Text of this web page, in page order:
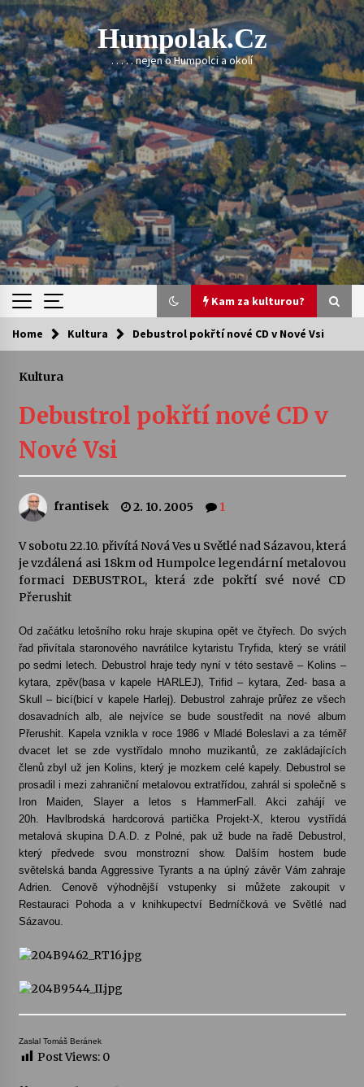
Skip
to
content
Humpolak.cz
. . . . . nejen o Humpolci a okolí
Kam za kulturou?
Kam za kulturou?
Sukuba Ensemble
4. 8. 2026
kapkou
Veselí muzikanti
30. 7. 2026
šedesátka: 28. 7.–1. 8. 2026
28. 7. 2026
Letní koncerty ve Stromovce: Kolchoz a
Jenakaši
28. 7. 2026
Votavžatský ploty
23. 7. 2026
Letní koncerty ve Stromovce: Rufus Miller
22. 7. 2026
Vysočinka
Ozvěny prázdnin
Home Kultura Debustrol pokřtí nové CD v Nové Vsi
Kultura
Debustrol pokřtí nové CD v
Nové Vsi
frantisek 2. 10. 2005 1
V sobotu 22.10. přivítá Nová Ves u Světlé nad Sázavou, která
je vzdálená asi 18km od Humpolce legendární metalovou
formaci DEBUSTROL, která zde pokřtí své nové CD
Přerushit
Od začátku letošního roku hraje skupina opět ve čtyřech. Do svých
řad přivítala staronového navrátilce kytaristu Tryfida, který se vrátil
po sedmi letech. Debustrol hraje tedy nyní v této sestavě – Kolins –
kytara, zpěv(basa v kapele HARLEJ), Trifid – kytara, Zed- basa a
Skull – bicí(bicí v kapele Harlej). Debustrol zahraje průřez ze všech
dosavadních alb, ale nejvíce se bude soustředit na nové album
Přerushit. Kapela vznikla v roce 1986 v Mladé Boleslavi a za téměř
dvacet let se zde vystřídalo mnoho muzikantů, ze zakládajících
členů zbyl už jen Kolins, který je mozkem celé kapely. Debustrol se
prosadil i mezi zahraniční metalovou extratřídou, zahrál si společně s
Iron Maiden, Slayer a letos s HammerFall. Akci zahájí ve
20h. Havlbrodská hardcorová partička Projekt-X, kterou vystřídá
metalová skupina D.A.D. z Polné, pak už bude na řadě Debustrol,
který předvede svou monstrozní show. Dalším hostem bude
světelská banda Aggressive Tyrants a na úplný závěr Vám zahraje
Adrien. Cenově výhodnější vstupenky si můžete zakoupit v
Restauraci Pohoda a v knihkupectví Bedrníčková ve Světlé nad
Sázavou.
Zaslal Tomáš Beránek
Post Views: 0